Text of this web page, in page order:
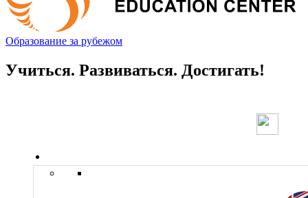
Образование за рубежом
Учиться. Развиваться. Достигать!